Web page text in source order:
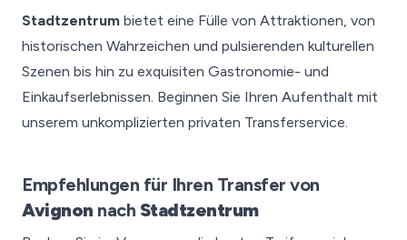
Stadtzentrum bietet eine Fülle von Attraktionen, von
historischen Wahrzeichen und pulsierenden kulturellen
Szenen bis hin zu exquisiten Gastronomie- und
Einkaufserlebnissen. Beginnen Sie Ihren Aufenthalt mit
unserem unkomplizierten privaten Transferservice.
Empfehlungen für Ihren Transfer von
Avignon nach Stadtzentrum